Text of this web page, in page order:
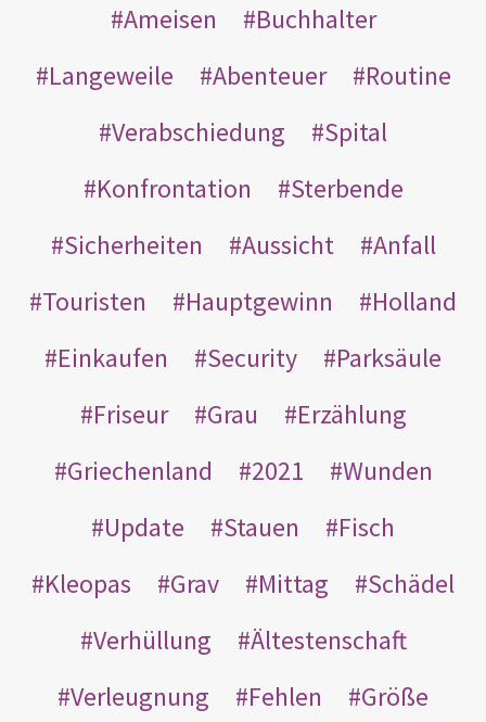
Ameisen
Buchhalter
Langeweile
Abenteuer
Routine
Verabschiedung
Spital
Konfrontation
Sterbende
Sicherheiten
Aussicht
Anfall
Touristen
Hauptgewinn
Holland
Einkaufen
Security
Parksäule
Friseur
Grau
Erzählung
Griechenland
2021
Wunden
Update
Stauen
Fisch
Kleopas
Grav Mittag
Schädel
Verhüllung
Ältestenschaft
Verleugnung
Fehlen Größe